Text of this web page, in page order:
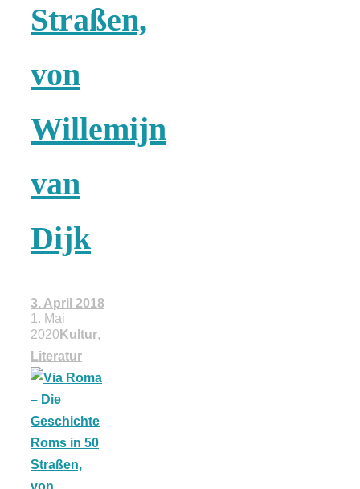
Straßen,
von
Willemijn
van
Dijk
3. April 2018
1. Mai
2020 Kultur,
Literatur